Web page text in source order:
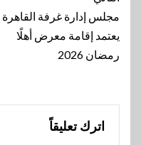
المقالة
مجلس إدارة غرفة القاهرة
يعتمد إقامة معرض أهلًا
رمضان 2026
اترك تعليقاً